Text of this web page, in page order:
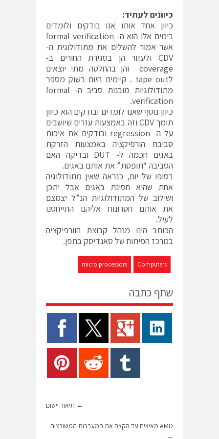
כיוונים לעתיד:
כיוון אחד אותו אנו בודקים ולומדים
בימים אלו הוא ה- formal verification
אשר אמור להשלים את מתודולוגית ה-
CDV ולעזור הן בסגירת החורים ב-
coverage והן בהחלטה מתי יוצאים
לtape out . קיימים היום בשוק מספר
מתודולוגיות מובנות סביב ה- formal
verification.
כיוון נוסף שאנו לומדים ובודקים הוא כיוון
תומך CDV וזה באמצעות עזרים שיושבים
על ה- regression ובודקים את איכות
סביבת הורפיקציה באמצעות הזרקת
באגים חכמה ל- DUT ובדיקה האם
הסביבה “תופסת” את אותם באגים.
בסופו של יום, כנראה שאין מתודולוגיה
אחת שהיא חסינת באגים אבל יתכן
ושילוב של המתודולוגיות הנ”ל יצמצם
את אותם חסרונות אליהם התייחסנו
לעיל.
הכותב הינו מנהל קבוצת הוורפיקציה
במרכז הפיתוח של סאנדיסק בתפן.
Computers
micro processors
שתף כתבה
← תיאור יישום
AMD מאיצים עד הקצה את המערכות המשובצות
→